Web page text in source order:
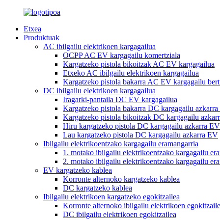
Etxea
Produktuak
AC ibilgailu elektrikoen kargagailua
OCPP AC EV kargagailu komertziala
Kargatzeko pistola bikoitzak AC EV kargagailua
Etxeko AC ibilgailu elektrikoen kargagailua
Kargatzeko pistola bakarra AC EV kargagailu
DC ibilgailu elektrikoen kargagailua
Iragarki-pantaila DC EV kargagailua
Kargatzeko pistola bakarra DC kargagailu
Kargatzeko pistola bikoitzak DC kargagailu
Hiru kargatzeko pistola DC kargagailu azkarra EV
Lau kargatzeko pistola DC kargagailu azkarra EV
Ibilgailu elektrikoentzako kargagailu eramangarria
1. motako ibilgailu elektrikoentzako kargagailu
2. motako ibilgailu elektrikoentzako kargagailu
EV kargatzeko kablea
Korronte alternoko kargatzeko kablea
DC kargatzeko kablea
Ibilgailu elektrikoen kargatzeko egokitzailea
Korronte alternoko ibilgailu elektrikoen
DC ibilgailu elektrikoen egokitzailea